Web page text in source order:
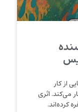
از کار
می‌کند. اثری
کرده‌اند.